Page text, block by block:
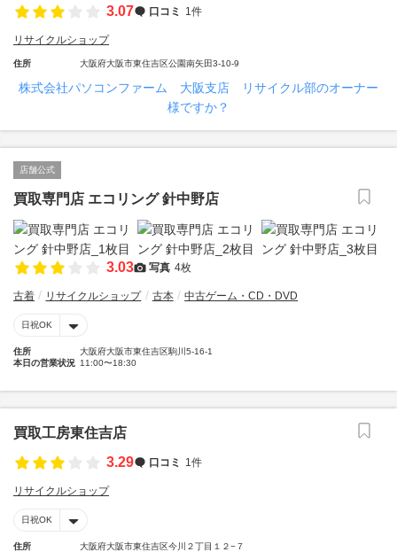
3.07
口コミ 1件
リサイクルショップ
住所 大阪府大阪市東住吉区公園南矢田3-10-9
株式会社パソコンファーム 大阪支店 リサイクル部のオーナー
様ですか？
店舗公式
買取専門店 エコリング 針中野店
3.03 写真 4枚
古着 リサイクルショップ 古本 中古ゲーム・CD・DVD
日祝OK
住所
大阪府大阪市東住吉区駒川5-16-1
本日の営業状況 11:00〜18:30
買取工房東住吉店
3.29
口コミ 1件
リサイクルショップ
日祝OK
住所
大阪府大阪市東住吉区今川２丁目１２−７